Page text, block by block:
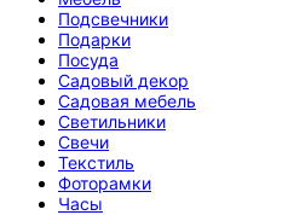
Подсвечники
Подарки
Посуда
Садовый декор
Садовая мебель
Светильники
Свечи
Текстиль
Фоторамки
Часы